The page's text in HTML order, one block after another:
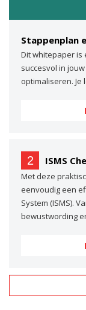
Dit whitepaper is
succesvol in
optimaliseren.
2 ISMS
Met deze
eenvoudig een
System (ISMS).
bewustwording